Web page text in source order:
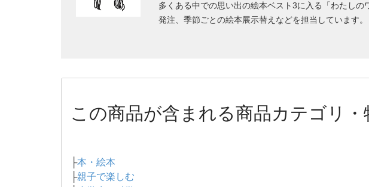
多くある中での思い出の絵本ベスト3に入る「わたし
発注、季節ごとの絵本展示替えなどを担当しています。
この商品が含まれる商品カテゴリ・
├本・絵本
├親子で楽しむ